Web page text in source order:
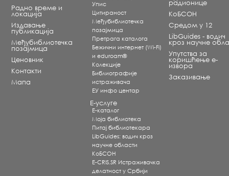
Радно време и
локација
Издавање
публикација
Међубиблиотечка
позајмица
Ценовник
Контакти
Мапа
Упис
Цитираност
Међубиблиотечка
позајмица
Претрага каталога
Бежични интернет (Wi-Fi)
и eduroam®
Koлекције
Библиографије
истраживача
ЕУ инфо центар
Е-услуге
Е-каталог
Моја библиотека
Питај библиотекара
LibGuides: водич кроз
научне области
КоБСОН
E-CRIS.SR Истраживачка
делатност у Србији
радионице
КоБСОН
Средом у 12
LibGuides - водич
кроз научне
Упутства за
коришћење е-
извора
Заказивање